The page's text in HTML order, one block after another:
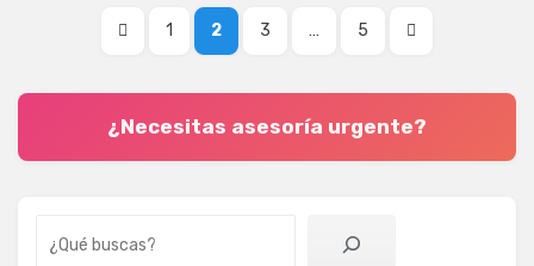
Paginación
entradas
PÁGINA
ANTERIOR
PÁGINA
1 PÁGINA
2 PÁGINA
3 … PÁGINA
5
PÁGINA
¿Necesitas asesoría urgente?